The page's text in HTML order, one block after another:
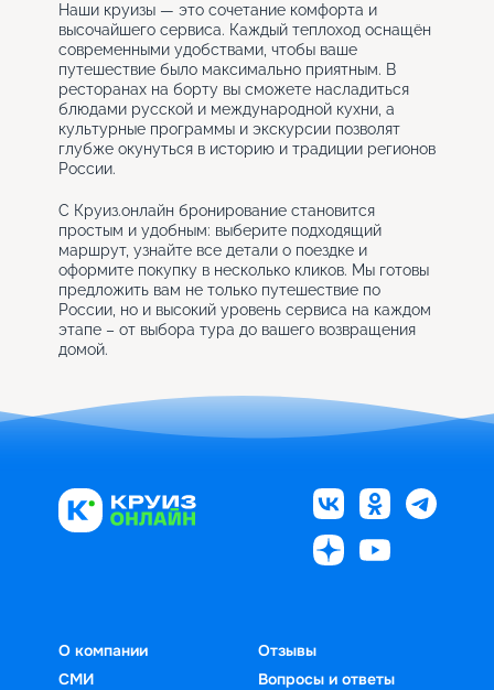
Наши круизы — это сочетание комфорта и
высочайшего сервиса. Каждый теплоход оснащён
современными удобствами, чтобы ваше
путешествие было максимально приятным. В
ресторанах на борту вы сможете насладиться
блюдами русской и международной кухни, а
культурные программы и экскурсии позволят
глубже окунуться в историю и традиции регионов
России.
С Круиз.онлайн бронирование становится
простым и удобным: выберите подходящий
маршрут, узнайте все детали о поездке и
оформите покупку в несколько кликов. Мы готовы
предложить вам не только путешествие по
России, но и высокий уровень сервиса на каждом
этапе – от выбора тура до вашего возвращения
домой.
О компании
СМИ
Отзывы
Вопросы и ответы